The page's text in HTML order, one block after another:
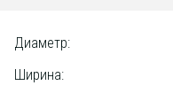
Диаметр:
Ширина: